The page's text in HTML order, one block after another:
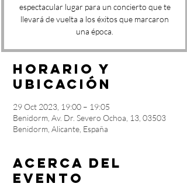
espectacular lugar para un concierto que te
llevará de vuelta a los éxitos que marcaron
una época.
Horario y
ubicación
29 Oct 2023, 19:00 – 19:05
Benidorm, Av. Dr. Severo Ochoa, 13, 03503
Benidorm, Alicante, España
Acerca del
evento